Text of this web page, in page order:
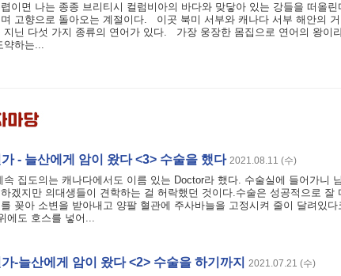
이면 나는 종종 브리티시 컬럼비아의 바다와 맞닿아 있는 강들을 떠올
고향으로 돌아오는 계절이다. 이곳 북미 서부와 캐나다 서부 해안의
지닌 다섯 가지 종류의 연어가 있다. 가장 웅장한 몸집으로 연어의 왕이
약하는...
- 늘산에게 암이 왔다 <3> 수술을 했다 2021.08.11 (수)
속 집도의는 캐나다에서도 이름 있는 Doctor라 했다. 수술실에 들어가니
겠지만 의대생들이 견학하는 걸 허락했던 것이다.수술은 성공적으로 잘
꽂아 소변을 받아내고 양팔 혈관에 주사바늘을 고정시켜 줄이 달려있
에도 호스를 넣어...
-늘산에게 암이 왔다 <2> 수술을 하기까지 2021.07.21 (수)